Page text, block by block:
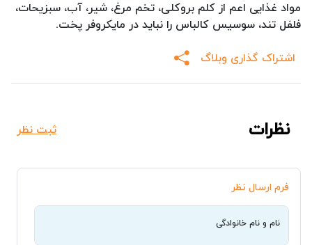
مواد غذایی اعم از کلم بروکلی، تخم مرغ، شیر، آب، سبزیحات،
فلفل تند، سوسیس کالباس را نباید در مایکروفر پخت.
اشتراک گذاری وبلاگ
نظرات ثبت نظر
فرم ارسال نظر
نام و نام خانوادگی